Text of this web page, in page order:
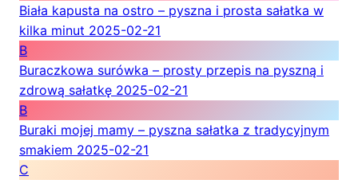
Biała kapusta na ostro – pyszna i prosta sałatka w
kilka minut 2025-02-21
B
Buraczkowa surówka – prosty przepis na pyszną i
zdrową sałatkę 2025-02-21
B
Buraki mojej mamy – pyszna sałatka z tradycyjnym
smakiem 2025-02-21
C